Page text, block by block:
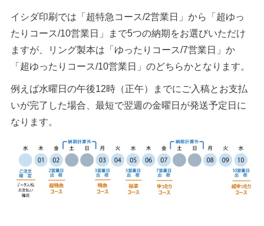
イシダ印刷では「超特急コース/2営業日」から「超ゆっ
たりコース/10営業日」まで5つの納期をお選びいただけ
ますが、リング製本は「ゆったりコース/7営業日」か
「超ゆったりコース/10営業日」のどちらかとなります。
例えば水曜日の午後12時（正午）までにご入稿とお支払
いが完了した場合、最短で翌週の金曜日が発送予定日に
なります。